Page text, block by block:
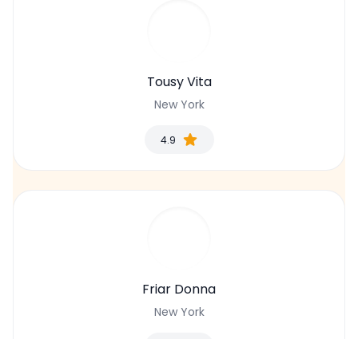
Tousy Vita
New York
4.9
Friar Donna
New York